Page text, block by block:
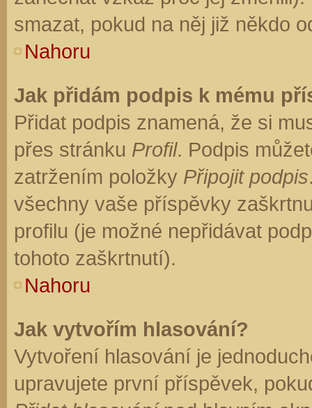
smazat, pokud na něj již někdo
Nahoru
Jak přidám podpis k mému
Přidat podpis znamená, že si
přes stránku Profil. Podpis
zatržením položky Připojit podpis
všechny vaše příspěvky
profilu (je možné nepřidávat
tohoto zaškrtnutí).
Nahoru
Jak vytvořím hlasování?
Vytvoření hlasování je
upravujete první příspěvek,